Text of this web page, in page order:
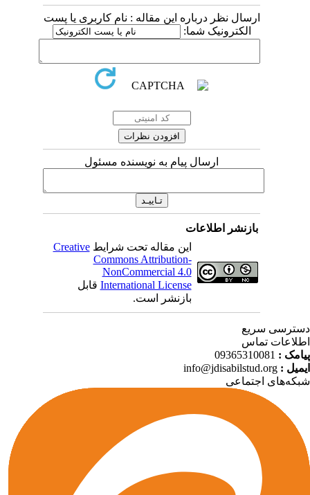
ارسال نظر درباره این مقاله : نام کاربری یا پست
الکترونیک شما:
ارسال پیام به نویسنده مسئول
بازنشر اطلاعات
این مقاله تحت شرایطCreative
Commons Attribution-
NonCommercial 4.0
International Licenseقابل
بازنشر است.
سریع
تماس
:
09365310081
:
info@jdisabilstud.org
اجتماعی